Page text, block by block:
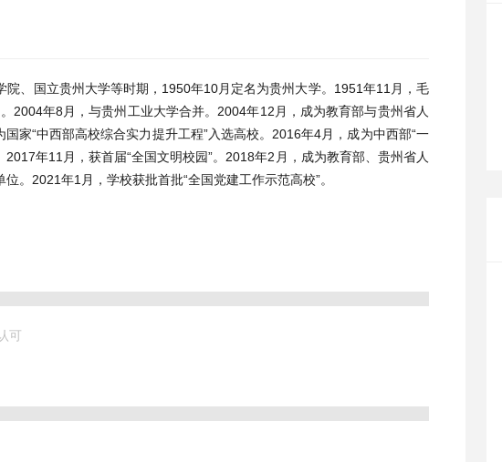
、国立贵州大学等时期，1950年10月定名为贵州大学。1951年11月，毛
2004年8月，与贵州工业大学合并。2004年12月，成为教育部与贵州省人
家“中西部高校综合实力提升工程”入选高校。2016年4月，成为中西部“一
年11月，获首届“全国文明校园”。2018年2月，成为教育部、贵州省人
。2021年1月，学校获批首批“全国党建工作示范高校”。
可